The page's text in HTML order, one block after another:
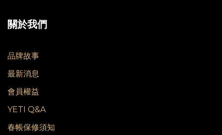
關於我們
品牌故事
最新消息
會員權益
YETI Q&A
春帳保修須知